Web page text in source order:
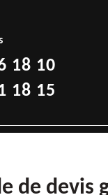
18 10
18 15
de devis